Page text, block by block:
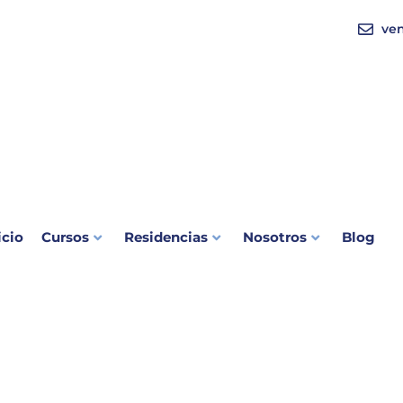
Cursos Residencias Nosotros Blog